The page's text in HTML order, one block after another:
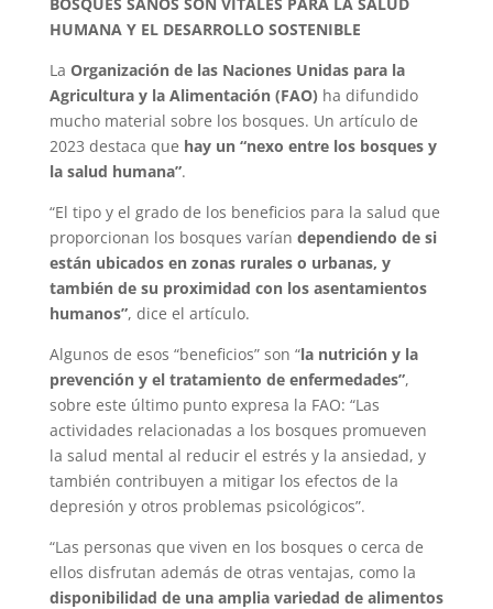
HUMANA Y EL DESARROLLO SOSTENIBLE
La Organización de las Naciones Unidas para la
Agricultura y la Alimentación (FAO) ha difundido
mucho material sobre los bosques. Un artículo de
2023 destaca que hay un “nexo entre los bosques y
la salud humana”.
“El tipo y el grado de los beneficios para la salud que
proporcionan los bosques varían dependiendo de si
están ubicados en zonas rurales o urbanas, y
también de su proximidad con los asentamientos
humanos”, dice el artículo.
Algunos de esos “beneficios” son “la nutrición y la
prevención y el tratamiento de enfermedades”,
sobre este último punto expresa la FAO: “Las
actividades relacionadas a los bosques promueven
la salud mental al reducir el estrés y la ansiedad, y
también contribuyen a mitigar los efectos de la
depresión y otros problemas psicológicos”.
“Las personas que viven en los bosques o cerca de
ellos disfrutan además de otras ventajas, como la
disponibilidad de una amplia variedad de alimentos